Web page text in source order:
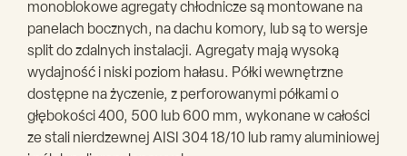
monoblokowe agregaty chłodnicze są montowane na
panelach bocznych, na dachu komory, lub są to wersje
split do zdalnych instalacji. Agregaty mają wysoką
wydajność i niski poziom hałasu. Półki wewnętrzne
dostępne na życzenie, z perforowanymi półkami o
głębokości 400, 500 lub 600 mm, wykonane w całości
ze stali nierdzewnej AISI 304 18/10 lub ramy aluminiowej